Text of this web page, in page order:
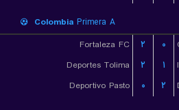
Colombia Primera A
Fortaleza FC
۲ ۰
Deportes Tolima
۲ ۱
Deportivo Pasto
۰ ۲